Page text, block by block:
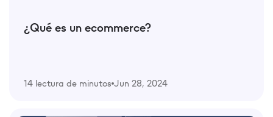
¿Qué es un ecommerce?
14 lectura de minutos Jun 28, 2024